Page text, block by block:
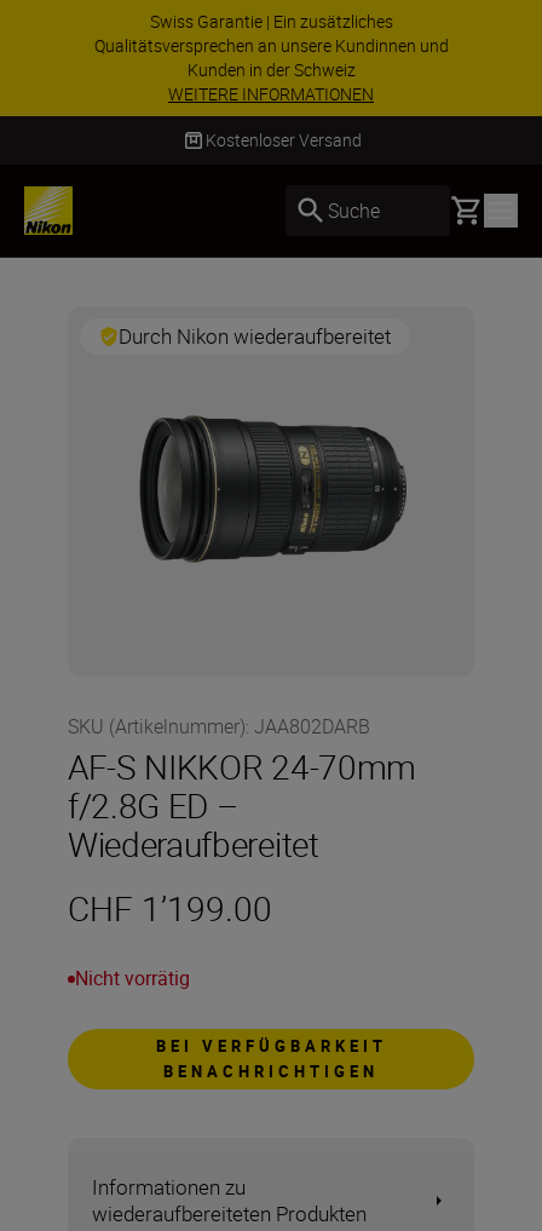
Swiss Garantie | Ein zusätzliches
Qualitätsversprechen an unsere Kundinnen und
Kunden in der Schweiz
WEITERE INFORMATIONEN
Kostenloser Versand
Suche Basket
Durch Nikon wiederaufbereitet
SKU (Artikelnummer): JAA802DARB
AF-S NIKKOR 24-70mm
f/2.8G ED –
Wiederaufbereitet
CHF 1’199.00
Nicht vorrätig
BEI VERFÜGBARKEIT
BENACHRICHTIGEN
Informationen zu
wiederaufbereiteten Produkten